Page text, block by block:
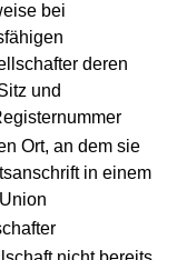
bei
deren
und
Ort, an dem sie
in einem